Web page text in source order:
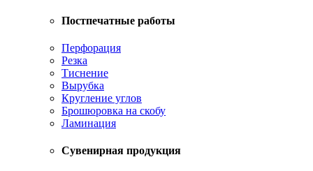
Постпечатные работы
Перфорация
Резка
Тиснение
Вырубка
Кругление углов
Брошюровка на скобу
Ламинация
Сувенирная продукция